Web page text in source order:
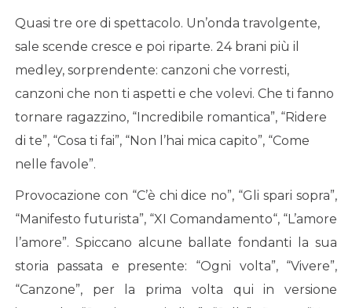
Quasi tre ore di spettacolo. Un’onda travolgente,
sale scende cresce e poi riparte. 24 brani più il
medley, sorprendente: canzoni che vorresti,
canzoni che non ti aspetti e che volevi. Che ti fanno
tornare ragazzino, “Incredibile romantica”, “Ridere
di te”, “Cosa ti fai”, “Non l’hai mica capito”, “Come
nelle favole”.
Provocazione con “C’è chi dice no”, “Gli spari sopra”,
“Manifesto futurista”, “XI Comandamento“, “L’amore
l’amore”. Spiccano alcune ballate fondanti la sua
storia passata e presente: “Ogni volta”, “Vivere”,
“Canzone”, per la prima volta qui in versione